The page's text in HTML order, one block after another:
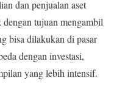
dan penjualan aset
tujuan mengambil
bisa dilakukan di pasar
dengan investasi,
yang lebih intensif.